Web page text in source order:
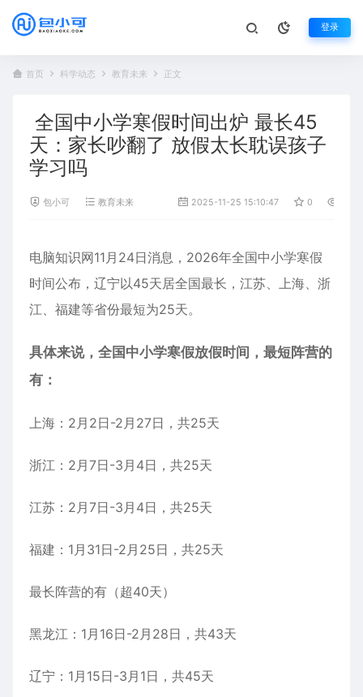
登录
首页 科学动态 教育未来 正文
全国中小学寒假时间出炉 最长45
天：家长吵翻了 放假太长耽误孩子
学习吗
包小可 教育未来 2025-11-25 15:10:47 0
电脑知识网11月24日消息，2026年全国中小学寒假
时间公布，辽宁以45天居全国最长，江苏、上海、浙
江、福建等省份最短为25天。
具体来说，全国中小学寒假放假时间，最短阵营的
有：
上海：2月2日-2月27日，共25天
浙江：2月7日-3月4日，共25天
江苏：2月7日-3月4日，共25天
福建：1月31日-2月25日，共25天
最长阵营的有（超40天）
黑龙江：1月16日-2月28日，共43天
辽宁：1月15日-3月1日，共45天